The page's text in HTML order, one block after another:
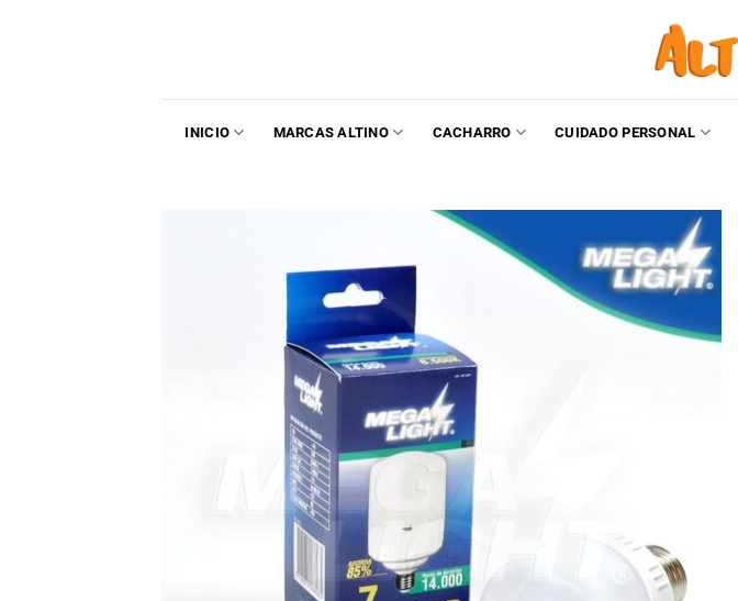
INICIO MARCAS ALTINO CACHARRO CUIDADO PERSONAL